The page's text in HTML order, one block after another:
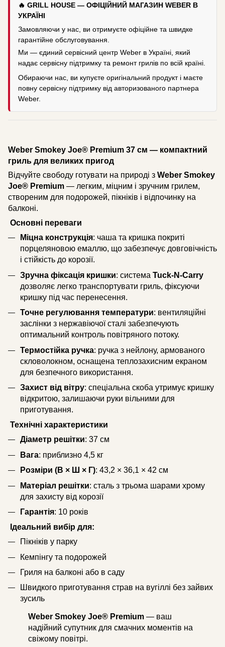
🔥 GRILL HOUSE — ОФІЦІЙНИЙ МАГАЗИН WEBER В
УКРАЇНІ
Замовляючи у нас, ви отримуєте офіційне та швидке
гарантійне обслуговування.
Ми — єдиний сервісний центр Weber в Україні, який
надає сервісну підтримку та ремонт грилів по всій країні.
Обираючи нас, ви купуєте оригінальний продукт і маєте
повну сервісну підтримку від авторизованого партнера
Weber.
Weber Smokey Joe® Premium 37 см — компактний
гриль для великих пригод
Відчуйте свободу готувати на природі з Weber Smokey
Joe® Premium — легким, міцним і зручним грилем,
створеним для подорожей, пікніків і відпочинку на
балконі.​
Основні переваги
Міцна конструкція: чаша та кришка покриті
порцеляновою емаллю, що забезпечує довговічність
і стійкість до корозії.
Зручна фіксація кришки: система Tuck-N-Carry
дозволяє легко транспортувати гриль, фіксуючи
кришку під час перенесення.
Точне регулювання температури: вентиляційні
заслінки з нержавіючої сталі забезпечують
оптимальний контроль повітряного потоку.
Термостійка ручка: ручка з нейлону, армованого
скловолокном, оснащена теплозахисним екраном
для безпечного використання.
Захист від вітру: спеціальна скоба утримує кришку
відкритою, залишаючи руки вільними для
приготування.
Технічні характеристики
Діаметр решітки: 37 см
Вага: приблизно 4,5 кг
Розміри (В × Ш × Г): 43,2 × 36,1 × 42 см
Матеріал решітки: сталь з трьома шарами хрому
для захисту від корозії
Гарантія: 10 років​
Ідеальний вибір для:
Пікніків у парку
Кемпінгу та подорожей
Гриля на балконі або в саду
Швидкого приготування страв на вугіллі без зайвих
зусиль​
Weber Smokey Joe® Premium — ваш
надійний супутник для смачних моментів на
свіжому повітрі.